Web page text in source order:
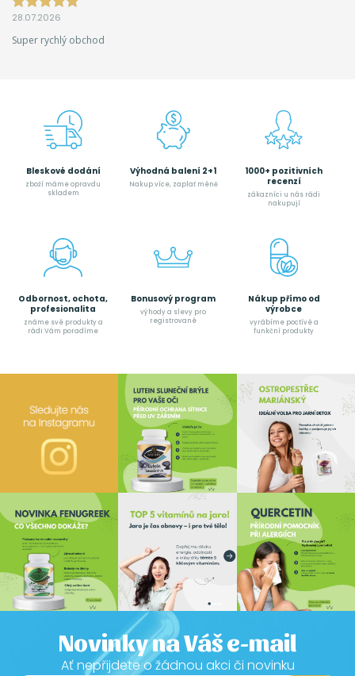
28.07.2026
Super rychlý obchod
Bleskové dodání
zboží máme opravdu
skladem
Výhodná balení 2+1
Nakup více, zaplať méně
1000+ pozitivních
recenzí
zákazníci u nás rádi
nakupují
Odbornost, ochota,
profesionalita
známe své produkty a
rádi Vám poradíme
Bonusový program
výhody a slevy pro
registrované
Nákup přímo od
výrobce
vyrábíme poctívé a
funkční produkty
Novinky na Váš e-mail
Ať nepřijdete o žádnou akci či novinku